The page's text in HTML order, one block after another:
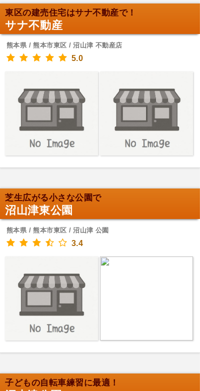
東区の建売住宅はサナ不動産で！
サナ不動産
熊本県 / 熊本市東区 / 沼山津 不動産店
5.0
芝生広がる小さな公園で
沼山津東公園
熊本県 / 熊本市東区 / 沼山津 公園
3.4
子どもの自転車練習に最適！